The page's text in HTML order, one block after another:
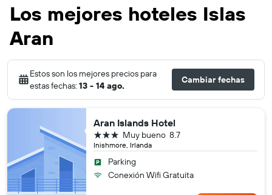
Los mejores hoteles Islas
Aran
Estos son los mejores precios para
estas fechas: 13 - 14 ago.
Cambiar fechas
Aran Islands Hotel
Inishmore, Irlanda
8.7
Muy bueno
3 estrellas
Parking
Conexión Wifi Gratuita